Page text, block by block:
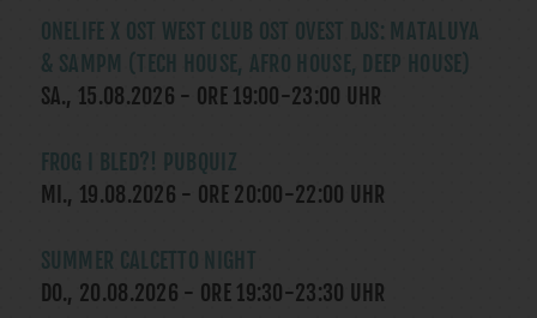
ONELIFE X OST WEST CLUB OST OVEST DJS: MATALUYA
& SAMPM (TECH HOUSE, AFRO HOUSE, DEEP HOUSE)
SA., 15.08.2026 - ORE 19:00-23:00 UHR
FROG I BLED?! PUBQUIZ
MI., 19.08.2026 - ORE 20:00-22:00 UHR
SUMMER CALCETTO NIGHT
DO., 20.08.2026 - ORE 19:30-23:30 UHR